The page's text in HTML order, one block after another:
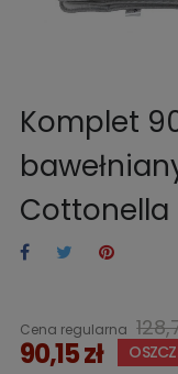
Komplet
Cottonella
Cena regularna
90,15 zł